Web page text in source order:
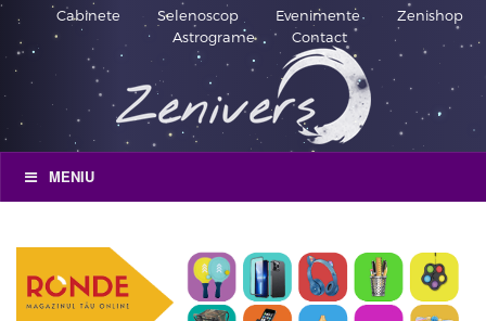
Cabinete Selenoscop Evenimente
Zenishop
Astrograme
Contact
MENIU